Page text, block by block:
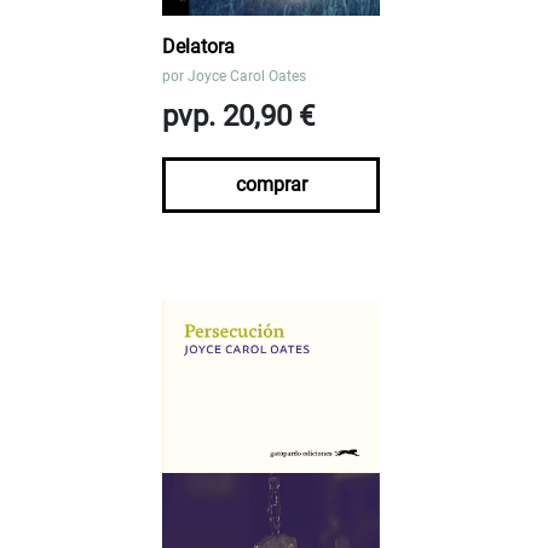
Delatora
por Joyce Carol Oates
pvp. 20,90 €
comprar